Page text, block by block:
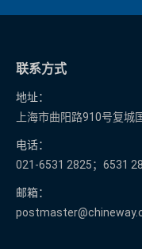
联系方式
地址：
上海市曲阳路910号复城
电话：
021-6531 2825；6531
邮箱：